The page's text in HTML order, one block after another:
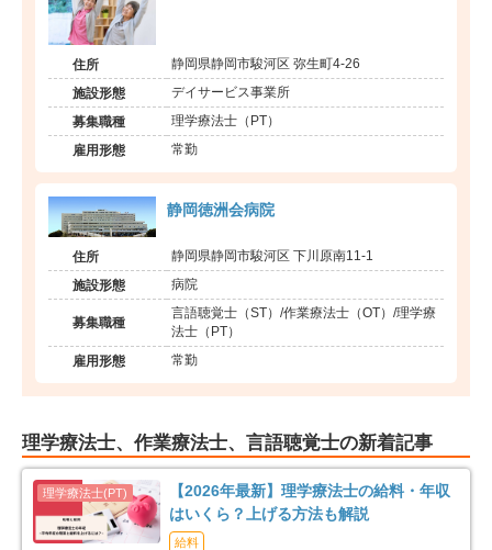
住所 静岡県静岡市駿河区 弥生町4-26
施設形態 デイサービス事業所
募集職種 理学療法士（PT）
雇用形態 常勤
静岡徳洲会病院
住所 静岡県静岡市駿河区 下川原南11-1
施設形態 病院
募集職種
言語聴覚士（ST）/作業療法士（OT）/理学療
法士（PT）
雇用形態 常勤
理学療法士、作業療法士、言語聴覚士の新着記事
【2026年最新】理学療法士の給料・年収
はいくら？上げる方法も解説
給料